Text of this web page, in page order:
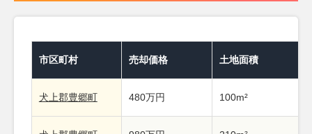
市区町村 売却価格 土地面積
犬上郡豊郷町 480万円 100m²